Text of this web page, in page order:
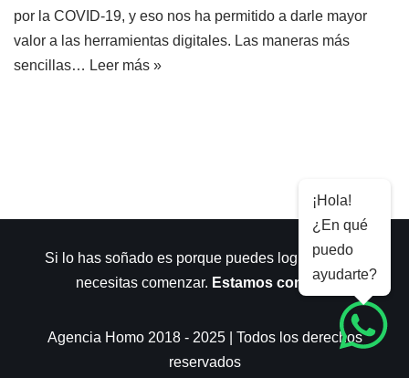
por la COVID-19, y eso nos ha permitido a darle mayor
valor a las herramientas digitales. Las maneras más
sencillas… Leer más »
Si lo has soñado es porque puedes lograrlo. Sólo
necesitas comenzar. Estamos contigo.
Agencia Homo 2018 - 2025 | Todos los derechos
reservados
¡Hola!
¿En qué
puedo
ayudarte?